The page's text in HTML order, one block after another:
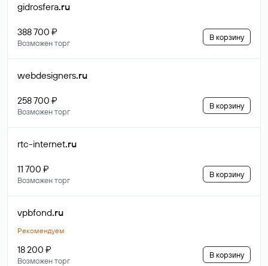
gidrosfera.ru
388 700 ₽
Возможен торг
В корзину
webdesigners.ru
258 700 ₽
Возможен торг
В корзину
rtc-internet.ru
11 700 ₽
Возможен торг
В корзину
vpbfond.ru
Рекомендуем
18 200 ₽
Возможен торг
В корзину